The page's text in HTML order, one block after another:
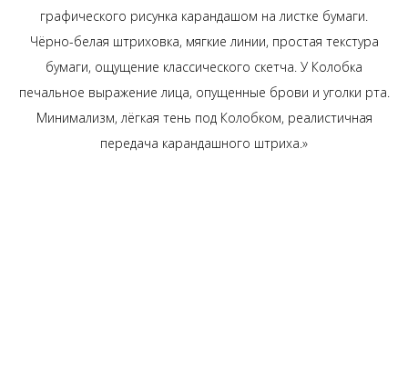
графического рисунка карандашом на листке бумаги.
Чёрно-белая штриховка, мягкие линии, простая текстура
бумаги, ощущение классического скетча. У Колобка
печальное выражение лица, опущенные брови и уголки рта.
Минимализм, лёгкая тень под Колобком, реалистичная
передача карандашного штриха.»